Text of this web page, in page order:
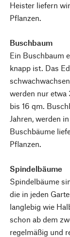
Heister liefern
Pflanzen.
Buschbaum
Ein Buschbaum
knapp ist. Das
werden nur etwa
bis 16 qm.
Jahren, werden
Buschbäume
Pflanzen.
Spindelbäume
Spindelbäume
die in jeden
langlebig wie
schon ab dem
regelmäßig und